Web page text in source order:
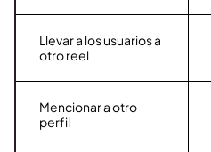
Llevar a los usuarios a
otro reel
Mencionar a otro
perfil